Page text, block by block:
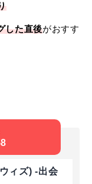
した直後がおすす
ィズ) -出会